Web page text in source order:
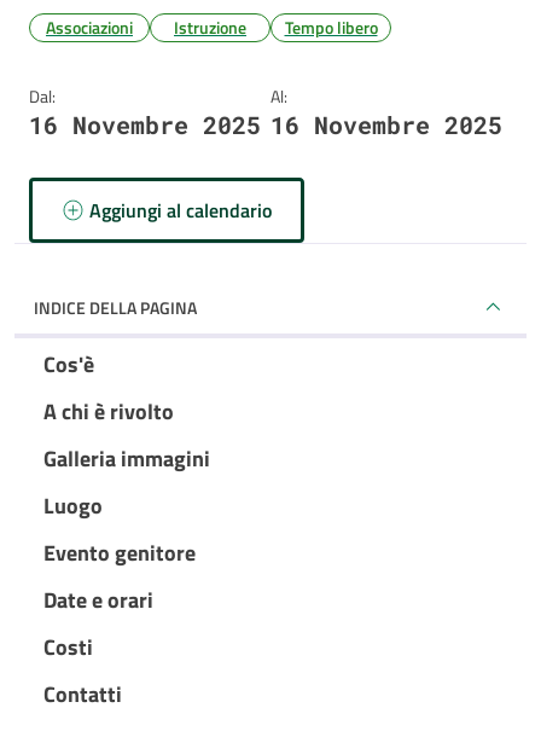
Associazioni Istruzione Tempo libero
Dal:
16 Novembre 2025
Al:
16 Novembre 2025
Aggiungi al calendario
INDICE DELLA PAGINA
Cos'è
A chi è rivolto
Galleria immagini
Luogo
Evento genitore
Date e orari
Costi
Contatti